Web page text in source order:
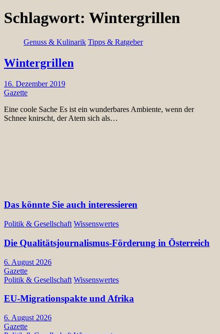
Schlagwort: Wintergrillen
Genuss & Kulinarik Tipps & Ratgeber
Wintergrillen
16. Dezember 2019
Gazette
Eine coole Sache Es ist ein wunderbares Ambiente, wenn der
Schnee knirscht, der Atem sich als…
Das könnte Sie auch interessieren
Politik & Gesellschaft Wissenswertes
Die Qualitätsjournalismus-Förderung in Österreich
6. August 2026
Gazette
Politik & Gesellschaft Wissenswertes
EU-Migrationspakte und Afrika
6. August 2026
Gazette